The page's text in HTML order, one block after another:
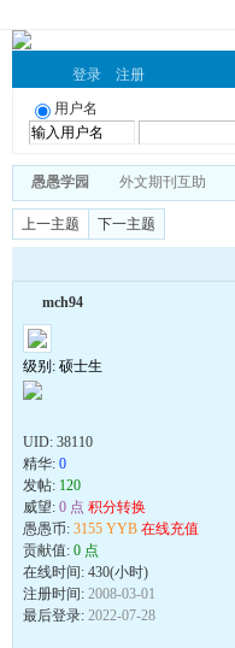
登录 注册
用户名
愚愚学园 外文期刊互助
上一主题 下一主题
mch94
级别: 硕士生
UID: 38110
精华: 0
发帖: 120
威望: 0 点 积分转换
愚愚币: 3155 YYB 在线充值
贡献值: 0 点
在线时间: 430(小时)
注册时间: 2008-03-01
最后登录: 2022-07-28